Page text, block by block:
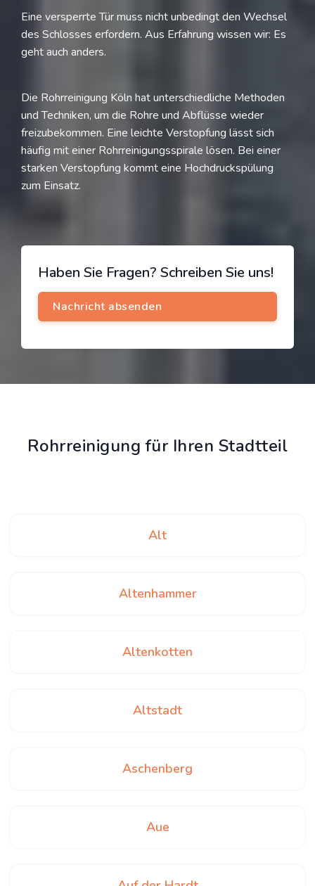
Eine versperrte Tür muss nicht unbedingt den Wechsel
des Schlosses erfordern. Aus Erfahrung wissen wir: Es
geht auch anders.
Die Rohrreinigung Köln hat unterschiedliche Methoden
und Techniken, um die Rohre und Abflüsse wieder
freizubekommen. Eine leichte Verstopfung lässt sich
häufig mit einer Rohrreinigungsspirale lösen. Bei einer
starken Verstopfung kommt eine Hochdruckspülung
zum Einsatz.
Haben Sie Fragen? Schreiben Sie uns!
Rohrreinigung für Ihren Stadtteil
Alt
Altenhammer
Altenkotten
Altstadt
Aschenberg
Aue